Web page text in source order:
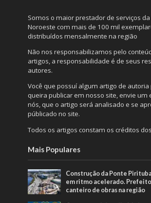
Somos o maior prestador de serviços
Noroeste com mais de 100 mil
distribuídos mensalmente na região
Não nos responsabilizamos pelo
artigos, a responsabilidade é de seus
autores.
Você que possuí algum artigo de autoria
queira publicar em nosso site, envie um
nós, que o artigo será analisado e se
públicado no site.
Todos os artigos constam os créditos
Mais Populares
Construção da Ponte Pirituba
em ritmo acelerado.
canteiro de obras na região